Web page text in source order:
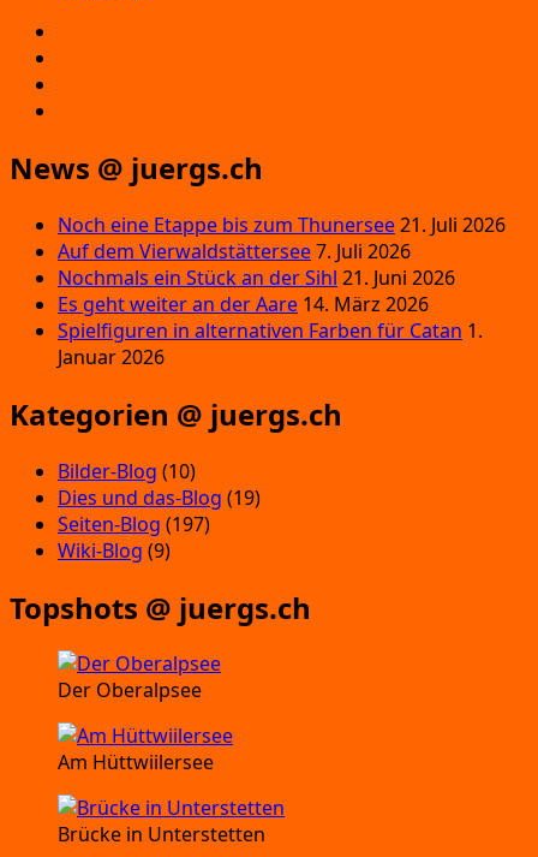
News @ juergs.ch
Noch eine Etappe bis zum Thunersee21. Juli 2026
Auf dem Vierwaldstättersee7. Juli 2026
Nochmals ein Stück an der Sihl 21. Juni 2026
Es geht weiter an der Aare 14. März 2026
Spielfiguren in alternativen Farben für Catan 1.
Januar 2026
Kategorien @ juergs.ch
Bilder-Blog (10)
Dies und das-Blog (19)
Seiten-Blog (197)
Wiki-Blog (9)
Topshots @ juergs.ch
Der Oberalpsee
Am Hüttwiilersee
Brücke in Unterstetten